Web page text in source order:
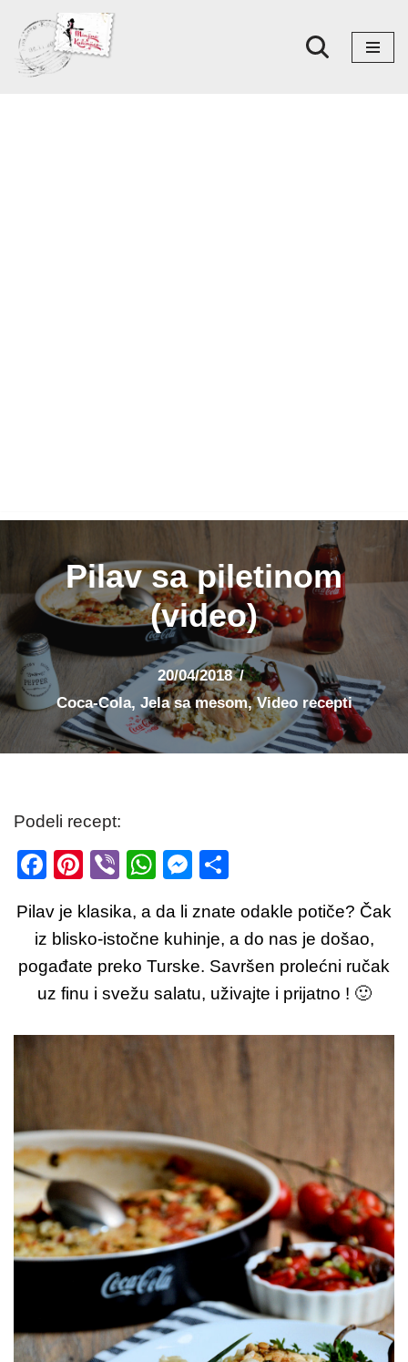
Skoči
na
Pilav sa piletinom
(video)
20/04/2018
Coca-Cola, Jela sa mesom,Video recepti
Podeli recept:
F
c
e
b
o
o
k
Pi
er
e
st
Vi
er
W
at
s
A
p
p
M
ss
e
n
g
er
ar
e
Pilav je klasika, a da li znate odakle potiče? Čak
iz blisko-istočne kuhinje, a do nas je došao,
pogađate preko Turske. Savršen prolećni ručak
uz finu i svežu salatu, uživajte i prijatno ! 🙂